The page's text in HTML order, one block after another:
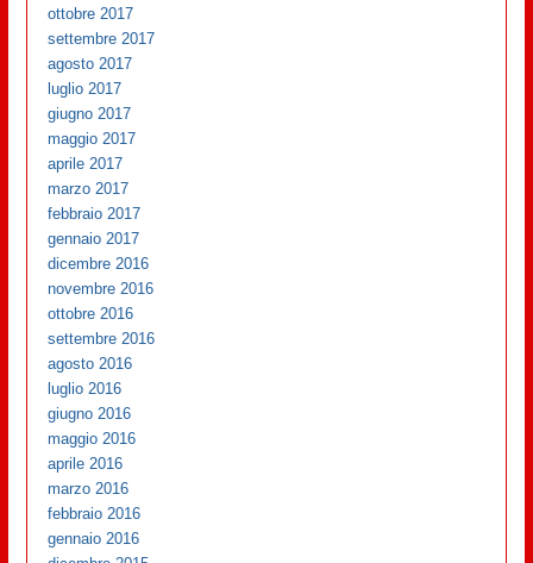
ottobre 2017
settembre 2017
agosto 2017
luglio 2017
giugno 2017
maggio 2017
aprile 2017
marzo 2017
febbraio 2017
gennaio 2017
dicembre 2016
novembre 2016
ottobre 2016
settembre 2016
agosto 2016
luglio 2016
giugno 2016
maggio 2016
aprile 2016
marzo 2016
febbraio 2016
gennaio 2016